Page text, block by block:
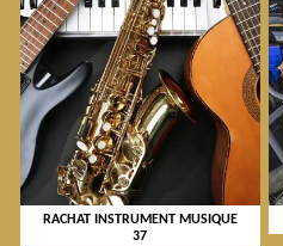
RACHAT INSTRUMENT MUSIQUE
37